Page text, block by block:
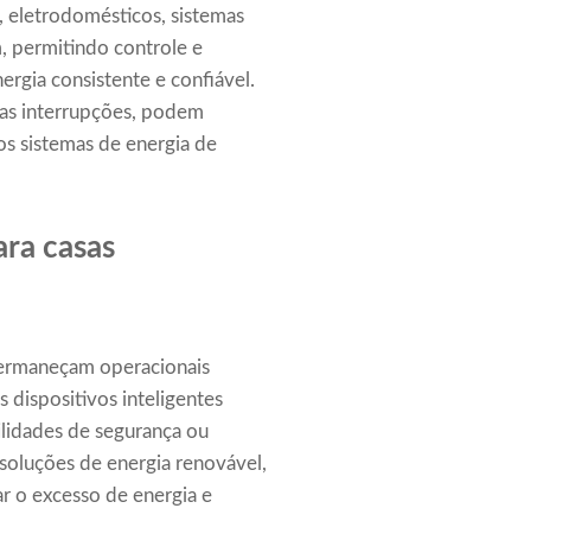
eletrodomésticos, sistemas
permitindo controle e
consistente e confiável.
interrupções, podem
sistemas de energia de
casas
operacionais
dispositivos inteligentes
de segurança ou
de energia renovável,
o excesso de energia e